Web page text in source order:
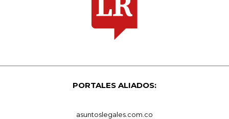
PORTALES ALIADOS:
asuntoslegales.com.co